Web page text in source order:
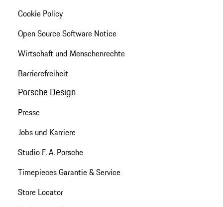
Cookie Policy
Open Source Software Notice
Wirtschaft und Menschenrechte
Barrierefreiheit
Porsche Design
Presse
Jobs und Karriere
Studio F. A. Porsche
Timepieces Garantie & Service
Store Locator